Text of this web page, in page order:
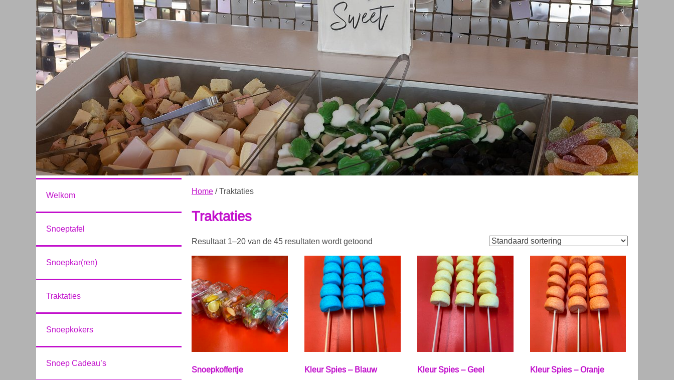
Home / Traktaties
Traktaties
Resultaat 1–20 van de 45 resultaten wordt getoond
Snoepkoffertje Kleur Spies – Blauw Kleur Spies – Geel Kleur Spies – Oranje
Welkom
Snoeptafel
Snoepkar(ren)
Traktaties
Snoepkokers
Snoep Cadeau’s